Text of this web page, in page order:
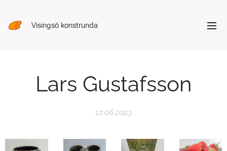
Visingsö konstrunda
Lars Gustafsson
12.06.2023